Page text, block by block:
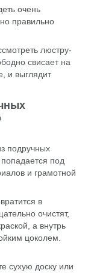
очень
правильно
люстру-
свисает на
и выглядит
подручных
под
и грамотной
в
очистят,
а внутрь
цоколем.
сухую доску или